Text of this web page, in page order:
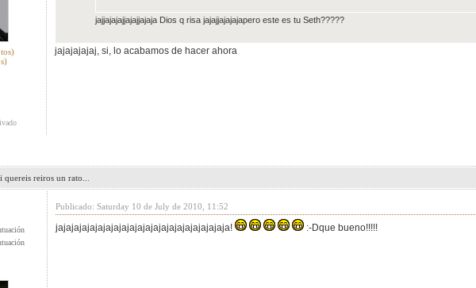
jajjajajajjajajjajaja Dios q risa jajajjajajajapero este es tu Seth?????
jajajajajaj, si, lo acabamos de hacer ahora
quereis reiros un rato...
Publicado: Saturday 10 de July de 2010, 11:52
jajajajajajajajajajajajajajajajajajajajajaja! :-Dque bueno!!!!!